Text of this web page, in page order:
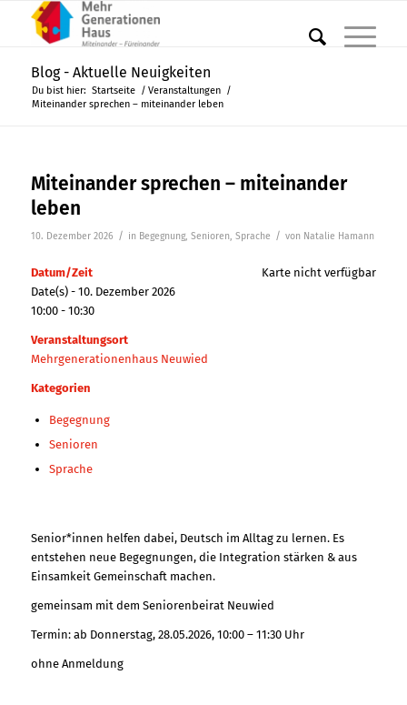
Blog - Aktuelle Neuigkeiten
Du bist hier: Startseite / Veranstaltungen /
Miteinander sprechen – miteinander leben
Miteinander sprechen – miteinander
leben
10. Dezember 2026 / in Begegnung, Senioren, Sprache / von Natalie Hamann
Karte nicht verfügbar
Datum/Zeit
Date(s) - 10. Dezember 2026
10:00 - 10:30
Veranstaltungsort
Mehrgenerationenhaus Neuwied
Kategorien
Begegnung
Senioren
Sprache
Senior*innen helfen dabei, Deutsch im Alltag zu lernen. Es
entstehen neue Begegnungen, die Integration stärken & aus
Einsamkeit Gemeinschaft machen.
gemeinsam mit dem Seniorenbeirat Neuwied
Termin: ab Donnerstag, 28.05.2026, 10:00 – 11:30 Uhr
ohne Anmeldung